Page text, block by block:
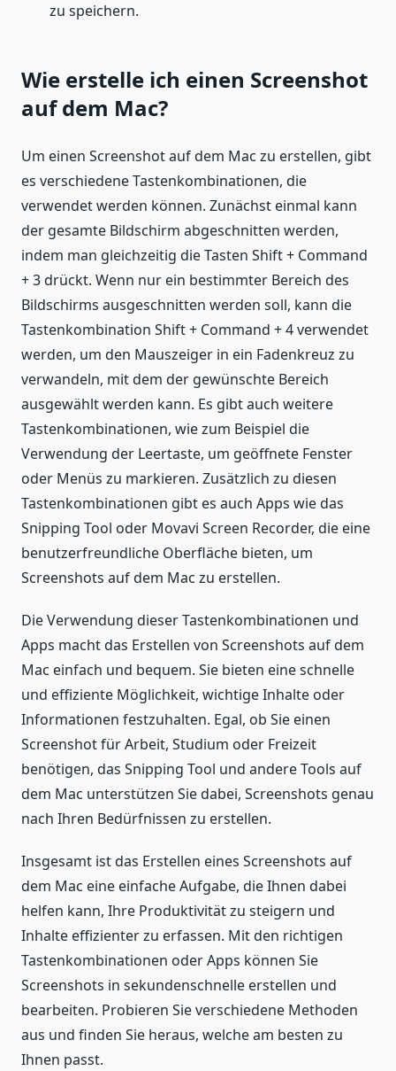
zu speichern.
Wie erstelle ich einen Screenshot
auf dem Mac?
Um einen Screenshot auf dem Mac zu erstellen, gibt
es verschiedene Tastenkombinationen, die
verwendet werden können. Zunächst einmal kann
der gesamte Bildschirm abgeschnitten werden,
indem man gleichzeitig die Tasten Shift + Command
+ 3 drückt. Wenn nur ein bestimmter Bereich des
Bildschirms ausgeschnitten werden soll, kann die
Tastenkombination Shift + Command + 4 verwendet
werden, um den Mauszeiger in ein Fadenkreuz zu
verwandeln, mit dem der gewünschte Bereich
ausgewählt werden kann. Es gibt auch weitere
Tastenkombinationen, wie zum Beispiel die
Verwendung der Leertaste, um geöffnete Fenster
oder Menüs zu markieren. Zusätzlich zu diesen
Tastenkombinationen gibt es auch Apps wie das
Snipping Tool oder Movavi Screen Recorder, die eine
benutzerfreundliche Oberfläche bieten, um
Screenshots auf dem Mac zu erstellen.
Die Verwendung dieser Tastenkombinationen und
Apps macht das Erstellen von Screenshots auf dem
Mac einfach und bequem. Sie bieten eine schnelle
und effiziente Möglichkeit, wichtige Inhalte oder
Informationen festzuhalten. Egal, ob Sie einen
Screenshot für Arbeit, Studium oder Freizeit
benötigen, das Snipping Tool und andere Tools auf
dem Mac unterstützen Sie dabei, Screenshots genau
nach Ihren Bedürfnissen zu erstellen.
Insgesamt ist das Erstellen eines Screenshots auf
dem Mac eine einfache Aufgabe, die Ihnen dabei
helfen kann, Ihre Produktivität zu steigern und
Inhalte effizienter zu erfassen. Mit den richtigen
Tastenkombinationen oder Apps können Sie
Screenshots in sekundenschnelle erstellen und
bearbeiten. Probieren Sie verschiedene Methoden
aus und finden Sie heraus, welche am besten zu
Ihnen passt.